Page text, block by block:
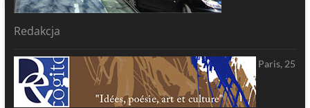
Redakcja
Paris, 25